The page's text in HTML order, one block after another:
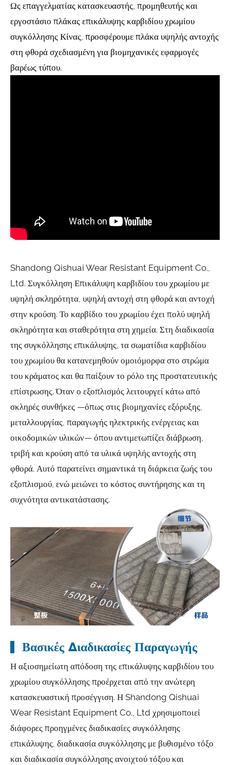
Ως επαγγελματίας κατασκευαστής, προμηθευτής και
εργοστάσιο πλάκας επικάλυψης καρβιδίου χρωμίου
συγκόλλησης Κίνας, προσφέρουμε πλάκα υψηλής αντοχής
στη φθορά σχεδιασμένη για βιομηχανικές εφαρμογές
βαρέως τύπου.
Shandong Qishuai Wear Resistant Equipment Co.,
Ltd. Συγκόλληση Επικάλυψη καρβιδίου του χρωμίου με
υψηλή σκληρότητα, υψηλή αντοχή στη φθορά και αντοχή
στην κρούση. Το καρβίδιο του χρωμίου έχει πολύ υψηλή
σκληρότητα και σταθερότητα στη χημεία. Στη διαδικασία
της συγκόλλησης επικάλυψης, τα σωματίδια καρβιδίου
του χρωμίου θα κατανεμηθούν ομοιόμορφα στο στρώμα
του κράματος και θα παίξουν το ρόλο της προστατευτικής
επίστρωσης. Όταν ο εξοπλισμός λειτουργεί κάτω από
σκληρές συνθήκες —όπως στις βιομηχανίες εξόρυξης,
μεταλλουργίας, παραγωγής ηλεκτρικής ενέργειας και
οικοδομικών υλικών— όπου αντιμετωπίζει διάβρωση,
τριβή και κρούση από τα υλικά υψηλής αντοχής στη
φθορά. Αυτό παρατείνει σημαντικά τη διάρκεια ζωής του
εξοπλισμού, ενώ μειώνει το κόστος συντήρησης και τη
συχνότητα αντικατάστασης.
Βασικές Διαδικασίες Παραγωγής
Η αξιοσημείωτη απόδοση της επικάλυψης καρβιδίου του
χρωμίου συγκόλλησης προέρχεται από την ανώτερη
κατασκευαστική προσέγγιση. Η Shandong Qishuai
Wear Resistant Equipment Co., Ltd χρησιμοποιεί
διάφορες προηγμένες διαδικασίες συγκόλλησης
επικάλυψης, διαδικασία συγκόλλησης με βυθισμένο τόξο
και διαδικασία συγκόλλησης ανοιχτού τόξου και